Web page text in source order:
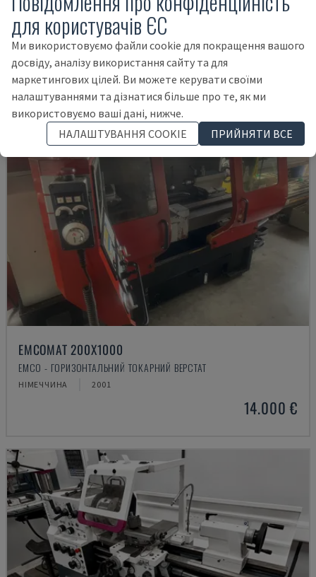
EMCO - ГОРИЗОНТАЛЬНИЙ ТОКАРНИЙ ВЕРСТАТ
ЧЕХІЯ 2019 3.716 HRS
92.000 €
EMCOMAT 200X1000
EMCO - ГОРИЗОНТАЛЬНИЙ ТОКАРНИЙ ВЕРСТАТ
НІМЕЧЧИНА 2001
14.000 €
для користувачів ЄС
Ми використовуємо файли cookie для покращення вашого
досвіду, аналізу використання сайту та для
маркетингових цілей. Ви можете керувати своїми
налаштуваннями та дізнатися більше про те, як ми
використовуємо ваші дані, нижче.
НАЛАШТУВАННЯ COOKIE
ПРИЙНЯТИ ВСЕ